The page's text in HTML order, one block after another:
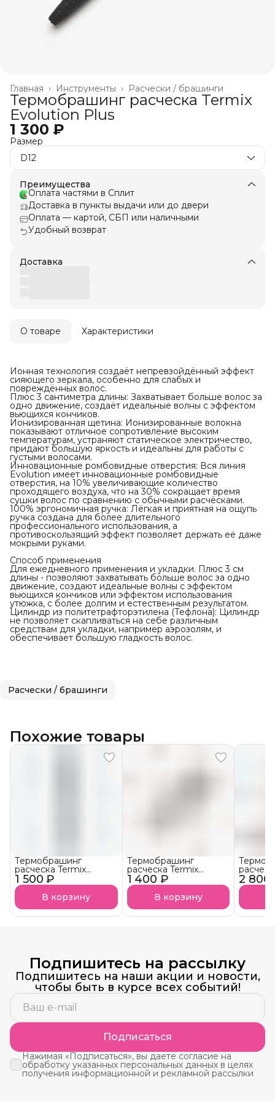
Расчески / брашинги
Инструменты ›
Главная ›
Термобрашинг расческа Termix
Evolution Plus
1 300 ₽
Размер
D12
Преимущества
Оплата частями в Сплит
Доставка в пункты выдачи или до двери
Оплата — картой, СБП или наличными
Удобный возврат
Доставка
О товаре Характеристики
Ионная технология создаёт непревзойдённый эффект
сияющего зеркала, особенно для слабых и
повреждённых волос.
Плюс 3 сантиметра длины: Захватывает больше волос за
одно движение, создаёт идеальные волны с эффектом
вьющихся кончиков.
Ионизированная щетина: Ионизированные волокна
показывают отличное сопротивление высоким
температурам, устраняют статическое электричество,
придают большую яркость и идеальны для работы с
густыми волосами.
Инновационные ромбовидные отверстия: Вся линия
Evolution имеет инновационные ромбовидные
отверстия, на 10% увеличивающие количество
проходящего воздуха, что на 30% сокращает время
сушки волос по сравнению с обычными расчёсками.
100% эргономичная ручка: Лёгкая и приятная на ощупь
ручка создана для более длительного
профессионального использования, а
противоскользящий эффект позволяет держать её даже
мокрыми руками.
Способ применения
Для ежедневного применения и укладки. Плюс 3 см
длины - позволяют захватывать больше волос за одно
движение, создают идеальные волны с эффектом
вьющихся кончиков или эффектом использования
утюжка, с более долгим и естественным результатом.
Цилиндр из политетрафторэтилена (Тефлона): Цилиндр
не позволяет скапливаться на себе различным
средствам для укладки, например аэрозолям, и
обеспечивает большую гладкость волос.
Расчески / брашинги
Похожие товары
1 500 ₽
Термобрашинг
расческа Termix
Evolution XL
В корзину
1 400 ₽
Термобрашинг
расческа Termix
Evolution Soft
В корзину
2 800
Подпишитесь на рассылку
Подпишитесь на наши акции и новости,
чтобы быть в курсе всех событий!
Подписаться
Нажимая «Подписаться», вы даете согласие на
обработку указанных персональных данных в целях
получения информационной и рекламной рассылки